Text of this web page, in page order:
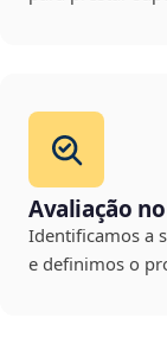
Avaliação
Identificamos a
e definimos o